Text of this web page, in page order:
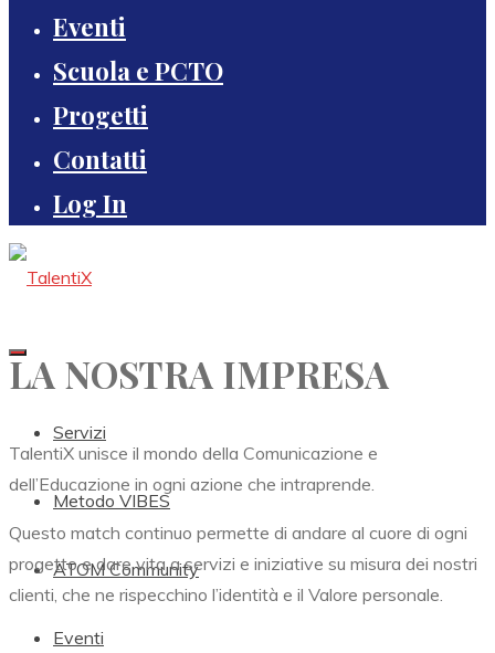
Eventi
Scuola e PCTO
Progetti
Contatti
Log In
Servizi
Metodo VIBES
ATOM Community
Eventi
LA NOSTRA IMPRESA
TalentiX unisce il mondo della Comunicazione e
dell’Educazione in ogni azione che intraprende.
Questo match continuo permette di andare al cuore di ogni
progetto e dare vita a servizi e iniziative su misura dei nostri
clienti, che ne rispecchino l’identità e il Valore personale.